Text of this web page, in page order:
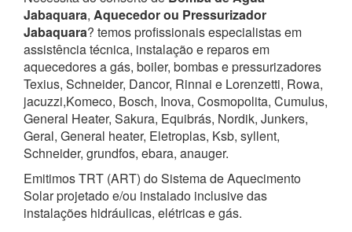
Jabaquara, Aquecedor ou Pressurizador
Jabaquara? temos profissionais especialistas em
assistência técnica, instalação e reparos em
aquecedores a gás, boiler, bombas e pressurizadores
Texius, Schneider, Dancor, Rinnai e Lorenzetti, Rowa,
jacuzzi,Komeco, Bosch, Inova, Cosmopolita, Cumulus,
General Heater, Sakura, Equibrás, Nordik, Junkers,
Geral, General heater, Eletroplas, Ksb, syllent,
Schneider, grundfos, ebara, anauger.
Emitimos TRT (ART) do Sistema de Aquecimento
Solar projetado e/ou instalado inclusive das
instalações hidráulicas, elétricas e gás.